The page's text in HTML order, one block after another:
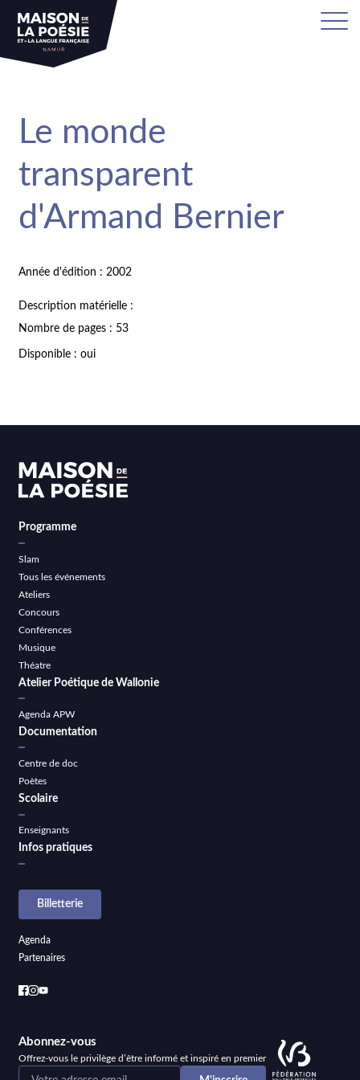
Le monde
transparent
d'Armand Bernier
Année d'édition : 2002
Description matérielle :
Nombre de pages : 53
Disponible : oui
Programme
Slam
Tous les événements
Ateliers
Concours
Conférences
Musique
Théatre
Atelier Poétique de Wallonie
Agenda APW
Documentation
Centre de doc
Poètes
Scolaire
Enseignants
Infos pratiques
Billetterie
Agenda
Partenaires
Abonnez-vous
Offrez-vous le privilège d’être informé et inspiré en premier